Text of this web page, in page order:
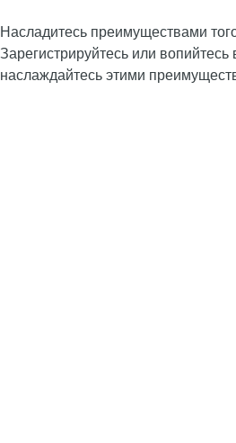
Насладитесь преимуществами
Зарегистрируйтесь или вопийтесь
наслаждайтесь этими